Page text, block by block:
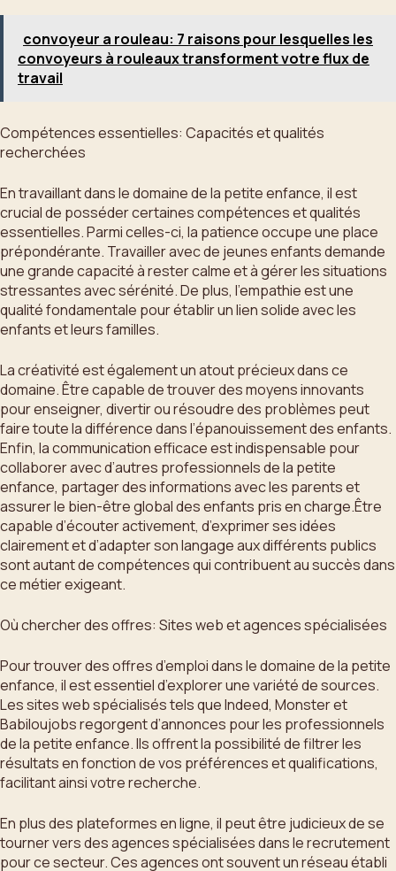
convoyeur a rouleau: 7 raisons pour lesquelles les
convoyeurs à rouleaux transforment votre flux de
travail
Compétences essentielles: Capacités et qualités
recherchées
En travaillant dans le domaine de la petite enfance, il est
crucial de posséder certaines compétences et qualités
essentielles. Parmi celles-ci, la patience occupe une place
prépondérante. Travailler avec de jeunes enfants demande
une grande capacité à rester calme et à gérer les situations
stressantes avec sérénité. De plus, l’empathie est une
qualité fondamentale pour établir un lien solide avec les
enfants et leurs familles.
La créativité est également un atout précieux dans ce
domaine. Être capable de trouver des moyens innovants
pour enseigner, divertir ou résoudre des problèmes peut
faire toute la différence dans l’épanouissement des enfants.
Enfin, la communication efficace est indispensable pour
collaborer avec d’autres professionnels de la petite
enfance, partager des informations avec les parents et
assurer le bien-être global des enfants pris en charge.Être
capable d’écouter activement, d’exprimer ses idées
clairement et d’adapter son langage aux différents publics
sont autant de compétences qui contribuent au succès dans
ce métier exigeant.
Où chercher des offres: Sites web et agences spécialisées
Pour trouver des offres d’emploi dans le domaine de la petite
enfance, il est essentiel d’explorer une variété de sources.
Les sites web spécialisés tels que Indeed, Monster et
Babiloujobs regorgent d’annonces pour les professionnels
de la petite enfance. Ils offrent la possibilité de filtrer les
résultats en fonction de vos préférences et qualifications,
facilitant ainsi votre recherche.
En plus des plateformes en ligne, il peut être judicieux de se
tourner vers des agences spécialisées dans le recrutement
pour ce secteur. Ces agences ont souvent un réseau établi